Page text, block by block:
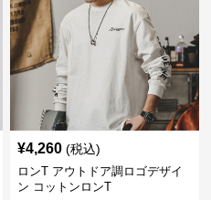
¥4,260 (税込)
ロンT アウトドア調ロゴデザイ
ン コットンロンT